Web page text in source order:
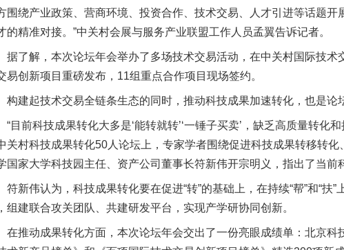
围绕产业政策、营商环境、投资合作、技术交易、人才引进等话题
的精准对接。”中关村会展与服务产业联盟工作人员孟翼告诉记者。
了解，本次论坛年会举办了多场技术交易活动，在中关村国际技术
易创新项目重磅发布，11组重点合作项目现场签约。
建起技术交易全链条生态的同时，推动科技成果加速转化，也是论
前科技成果转化大多是‘能转就转’‘一锤子买卖’，缺乏高质量转化
关村科技成果转化50人论坛上，专家学者围绕促进科技成果转移转
国家大学科技园主任、资产公司董事长符新伟开宗明义，指出了当前
伟认为，科技成果转化要在促进“转”的基础上，在持续“帮”和“扶”
组建联合攻关团队、共建研发平台，实现产学研协同创新。
推动成果转化方面，本次论坛年会交出了一份亮眼成绩单：北京科